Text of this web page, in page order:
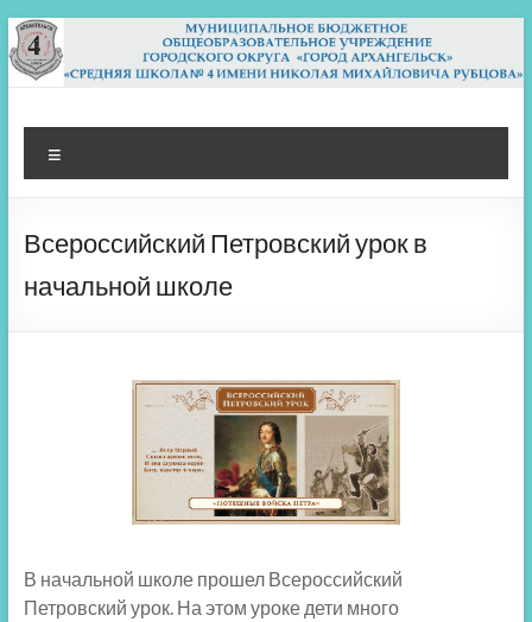
Перейти
к
содержимому
МБОУ СШ 4
Архангельск
Всероссийский Петровский урок в
начальной школе
В начальной школе прошел Всероссийский
Петровский урок. На этом уроке дети много